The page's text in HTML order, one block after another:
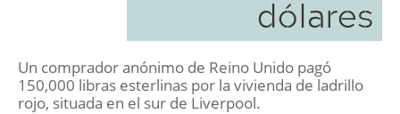
dólares
Un comprador anónimo de Reino Unido pagó
150,000 libras esterlinas por la vivienda de ladrillo
rojo, situada en el sur de Liverpool.